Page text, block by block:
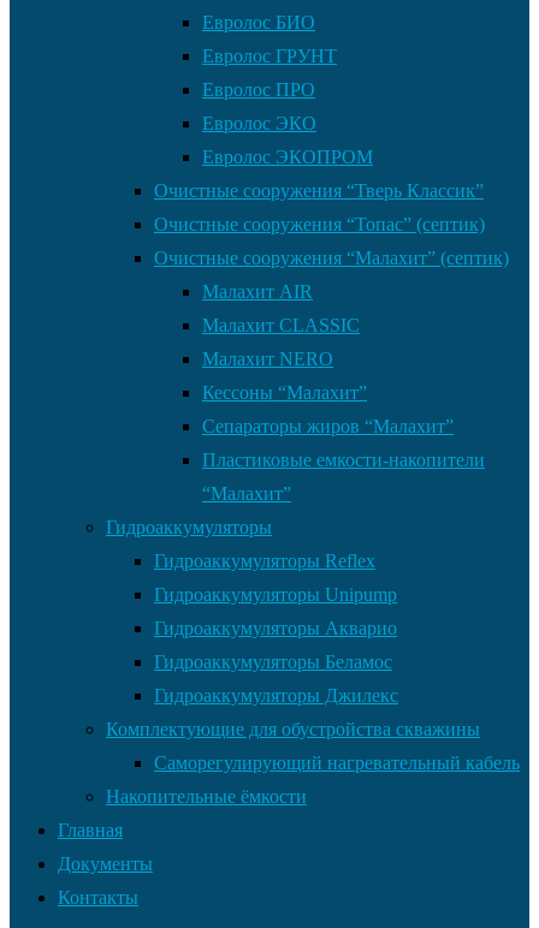
Евролос БИО
Евролос ГРУНТ
Евролос ПРО
Евролос ЭКО
Евролос ЭКОПРОМ
Очистные сооружения “Тверь Классик”
Очистные сооружения “Топас” (септик)
Очистные сооружения “Малахит” (септик)
Малахит AIR
Малахит CLASSIC
Малахит NERO
Кессоны “Малахит”
Сепараторы жиров “Малахит”
Пластиковые емкости-накопители
“Малахит”
Гидроаккумуляторы
Гидроаккумуляторы Reflex
Гидроаккумуляторы Unipump
Гидроаккумуляторы Акварио
Гидроаккумуляторы Беламос
Гидроаккумуляторы Джилекс
Комплектующие для обустройства скважины
Саморегулирующий нагревательный кабель
Накопительные ёмкости
Главная
Документы
Контакты